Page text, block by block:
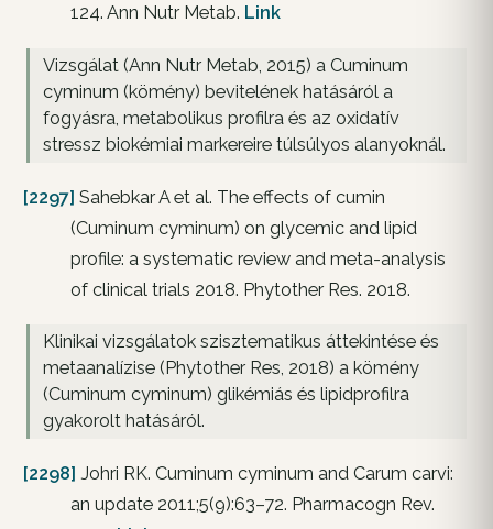
124. Ann Nutr Metab. Link
Vizsgálat (Ann Nutr Metab, 2015) a Cuminum
cyminum (kömény) bevitelének hatásáról a
fogyásra, metabolikus profilra és az oxidatív
stressz biokémiai markereire túlsúlyos alanyoknál.
[2297] Sahebkar A et al. The effects of cumin
(Cuminum cyminum) on glycemic and lipid
profile: a systematic review and meta-analysis
of clinical trials 2018. Phytother Res. 2018.
Klinikai vizsgálatok szisztematikus áttekintése és
metaanalízise (Phytother Res, 2018) a kömény
(Cuminum cyminum) glikémiás és lipidprofilra
gyakorolt hatásáról.
[2298] Johri RK. Cuminum cyminum and Carum carvi:
an update 2011;5(9):63–72. Pharmacogn Rev.